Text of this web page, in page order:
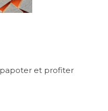
et profiter